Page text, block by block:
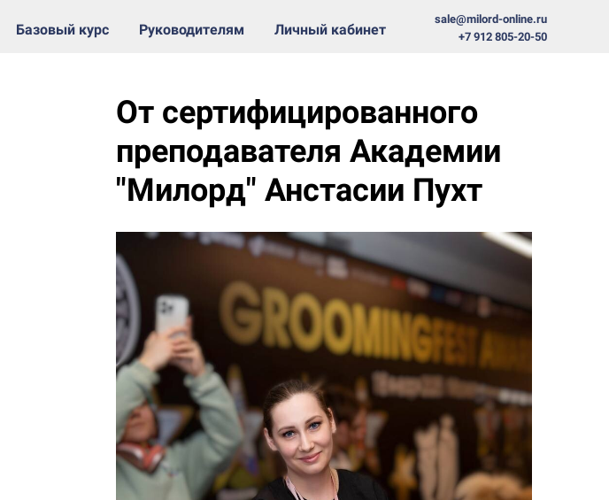
Базовый курс Руководителям Личный кабинет
sale@milord-online.ru
+7 912 805-20-50
От сертифицированного
преподавателя Академии
"Милорд" Анстасии Пухт